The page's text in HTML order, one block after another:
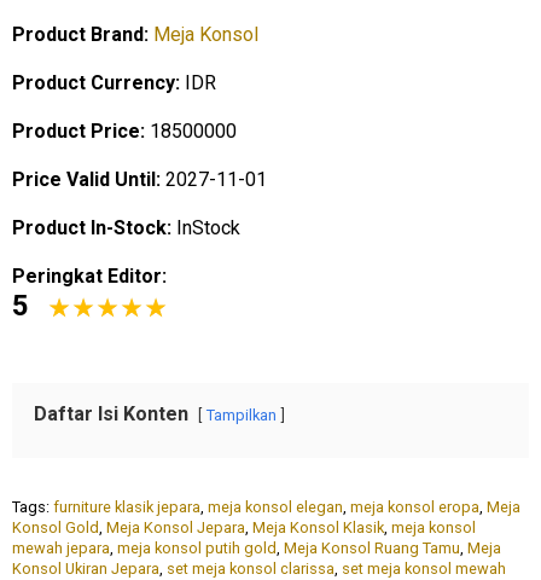
Product Brand: Meja Konsol
Product Currency: IDR
Product Price: 18500000
Price Valid Until: 2027-11-01
Product In-Stock: InStock
Peringkat Editor:
5
Daftar Isi Konten Tampilkan
Tags: furniture klasik jepara, meja konsol elegan, meja konsol eropa, Meja
Konsol Gold, Meja Konsol Jepara, Meja Konsol Klasik, meja konsol
mewah jepara, meja konsol putih gold, Meja Konsol Ruang Tamu, Meja
Konsol Ukiran Jepara, set meja konsol clarissa, set meja konsol mewah